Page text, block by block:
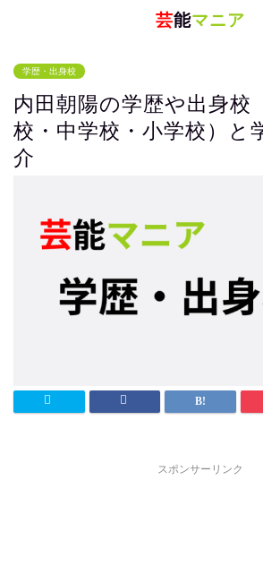
芸能マニア
学歴・出身校
内田朝陽の学歴や出身校
校・中学校・小学校）と
介
スポンサーリンク